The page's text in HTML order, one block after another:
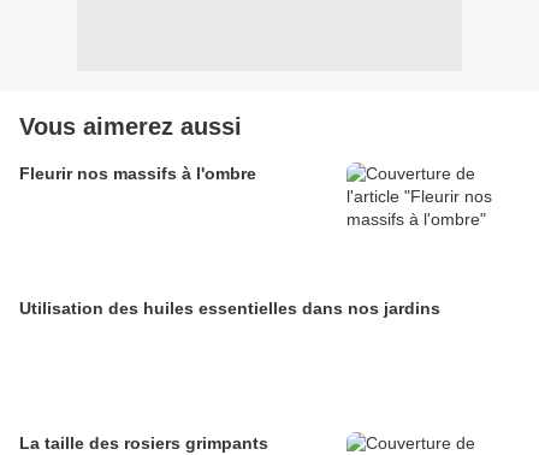
Vous aimerez aussi
Fleurir nos massifs à l'ombre
Utilisation des huiles essentielles dans nos jardins
La taille des rosiers grimpants